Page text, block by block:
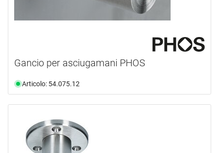
Gancio per asciugamani PHOS
Articolo: 54.075.12